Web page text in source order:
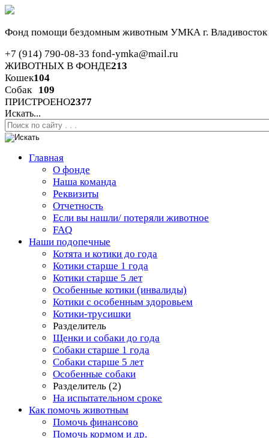
Фонд помощи бездомным животным УМКА г. Владивосток
+7 (914) 790-08-33 fond-ymka@mail.ru
ЖИВОТНЫХ В ФОНДЕ213
Кошек104
Собак
109
ПРИСТРОЕНО2377
Искать...
Главная
О фонде
Наша команда
Реквизиты
Отчетность
Если вы нашли/ потеряли животное
FAQ
Наши подопечные
Котята и котики до года
Котики старше 1 года
Котики старше 5 лет
Особенные котики (инвалиды)
Котики с особенным здоровьем
Котики-трусишки
Разделитель
Щенки и собаки до года
Собаки старше 1 года
Собаки старше 5 лет
Особенные собаки
Разделитель (2)
На испытательном сроке
Как помочь животным
Помочь финансово
Помочь кормом и др.